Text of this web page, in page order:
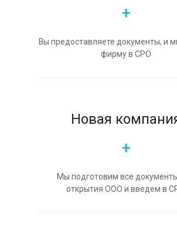
+
Вы предоставляете документы, и
фирму в СРО
Новая
+
Мы подготовим все
открытия ООО и введем в